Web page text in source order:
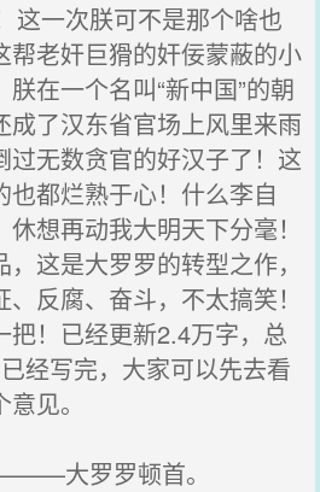
一次朕可不是那个啥也
帮老奸巨猾的奸佞蒙蔽的小
在一个名叫“新中国”的朝
成了汉东省官场上风里来雨
过无数贪官的好汉子了！这
都烂熟于心！什么李自
想再动我大明天下分毫！
是大罗罗的转型之作，
反腐、奋斗，不太搞笑！
把！已经更新2.4万字，总
经写完，大家可以先去看
见。
罗罗顿首。